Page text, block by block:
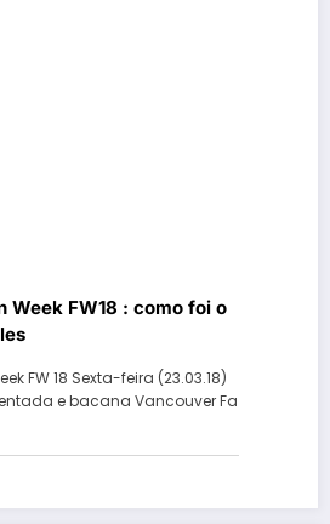
Week FW18 : como foi o
FW 18 Sexta-feira (23.03.18)
e bacana Vancouver Fa